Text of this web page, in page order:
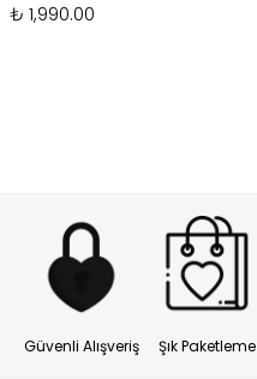
₺ 1,990.00
Güvenli Alışveriş Şık Paketleme